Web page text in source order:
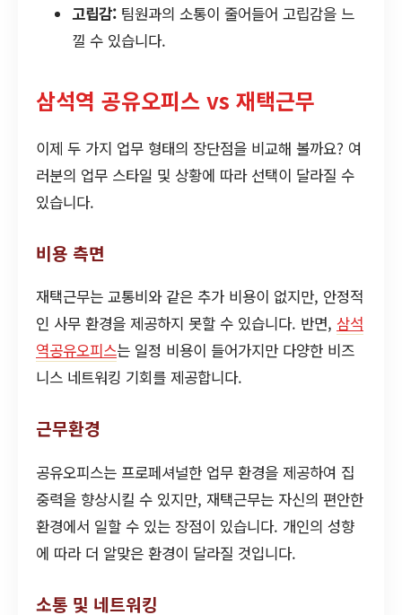
고립감: 팀원과의 소통이 줄어들어 고립감을 느
낄 수 있습니다.
삼석역 공유오피스 vs 재택근무
이제 두 가지 업무 형태의 장단점을 비교해 볼까요? 여
러분의 업무 스타일 및 상황에 따라 선택이 달라질 수
있습니다.
비용 측면
재택근무는 교통비와 같은 추가 비용이 없지만, 안정적
인 사무 환경을 제공하지 못할 수 있습니다. 반면, 삼석
역공유오피스는 일정 비용이 들어가지만 다양한 비즈
니스 네트워킹 기회를 제공합니다.
근무환경
공유오피스는 프로페셔널한 업무 환경을 제공하여 집
중력을 향상시킬 수 있지만, 재택근무는 자신의 편안한
환경에서 일할 수 있는 장점이 있습니다. 개인의 성향
에 따라 더 알맞은 환경이 달라질 것입니다.
소통 및 네트워킹